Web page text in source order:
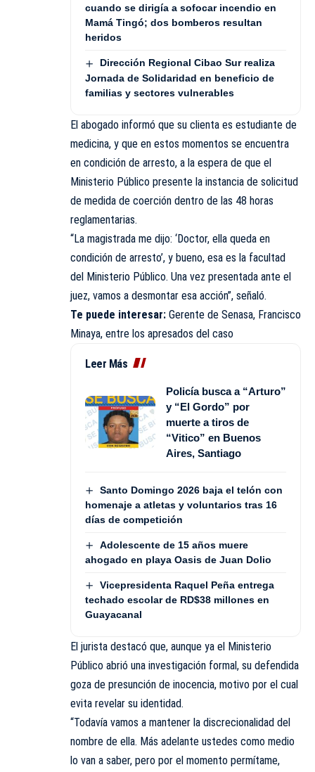
cuando se dirigía a sofocar incendio en
Mamá Tingó; dos bomberos resultan
heridos
Dirección Regional Cibao Sur realiza
Jornada de Solidaridad en beneficio de
familias y sectores vulnerables
El abogado informó que su clienta es estudiante de
medicina, y que en estos momentos se encuentra
en condición de arresto, a la espera de que el
Ministerio Público presente la instancia de solicitud
de medida de coerción dentro de las 48 horas
reglamentarias.
“La magistrada me dijo: ‘Doctor, ella queda en
condición de arresto’, y bueno, esa es la facultad
del Ministerio Público. Una vez presentada ante el
juez, vamos a desmontar esa acción”, señaló.
Te puede interesar: Gerente de Senasa, Francisco
Minaya, entre los apresados del caso
Leer Más
Policía busca a “Arturo”
y “El Gordo” por
muerte a tiros de
“Vitico” en Buenos
Aires, Santiago
Santo Domingo 2026 baja el telón con
homenaje a atletas y voluntarios tras 16
días de competición
Adolescente de 15 años muere
ahogado en playa Oasis de Juan Dolio
Vicepresidenta Raquel Peña entrega
techado escolar de RD$38 millones en
Guayacanal
El jurista destacó que, aunque ya el Ministerio
Público abrió una investigación formal, su defendida
goza de presunción de inocencia, motivo por el cual
evita revelar su identidad.
“Todavía vamos a mantener la discrecionalidad del
nombre de ella. Más adelante ustedes como medio
lo van a saber, pero por el momento permítame,